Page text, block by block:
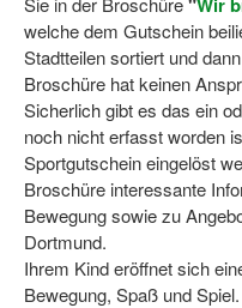
Aktionen zu
Bewegungsmodel
SSB-Sport
Gymnastik und
Koronarsport
Seniorensport
welche dem Gutschein
Stadtteilen sortiert und
Broschüre hat keinen
Sicherlich gibt es das ein
noch nicht erfasst worden
Sportgutschein eingelöst
Broschüre interessante
Bewegung sowie zu
Dortmund.
Ihrem Kind eröffnet sich
Bewegung, Spaß und Spiel.